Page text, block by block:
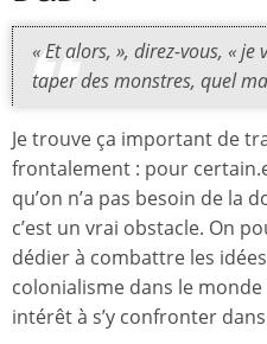
« Et alors, », direz-vous, «
taper des monstres, quel
Je trouve ça important de
frontalement : pour
qu’on n’a pas besoin de la
c’est un vrai obstacle. On
dédier à combattre les
colonialisme dans le
intérêt à s’y confronter